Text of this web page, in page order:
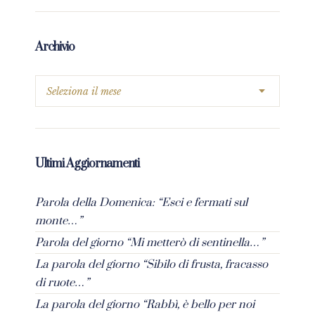
Archivio
Ultimi Aggiornamenti
Parola della Domenica: “Esci e fermati sul
monte…”
Parola del giorno “Mi metterò di sentinella…”
La parola del giorno “Sibilo di frusta, fracasso
di ruote…”
La parola del giorno “Rabbì, è bello per noi